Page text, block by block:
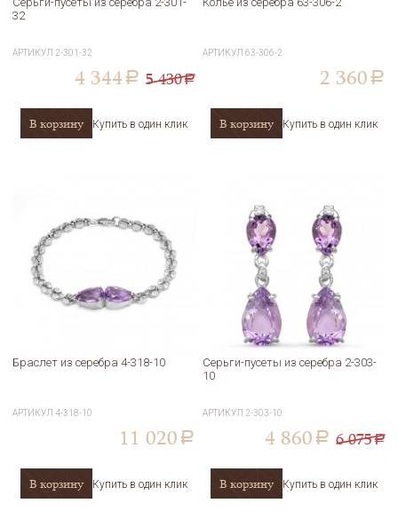
32
АРТИКУЛ 2-301-32
4 344 a 5 430a
В корзину Купить в один клик
АРТИКУЛ63-306-2
2 360 a
В корзину Купить в один клик
Браслет из серебра 4-318-10
АРТИКУЛ 4-318-10
11 020 a
В корзину Купить в один клик
Серьги-пусеты из серебра 2-303-
10
АРТИКУЛ 2-303-10
4 860 a 6 075a
В корзину Купить в один клик